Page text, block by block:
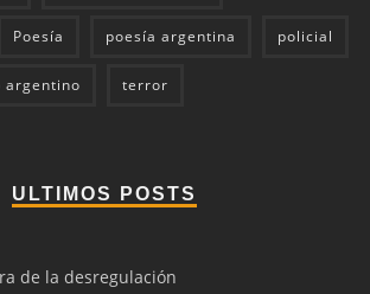
Poesía poesía argentina policial
argentino terror
ULTIMOS POSTS
de la desregulación